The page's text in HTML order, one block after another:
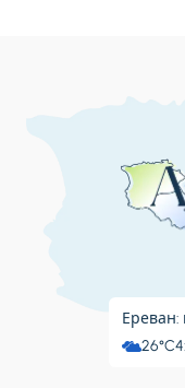
Ереван:
26°C